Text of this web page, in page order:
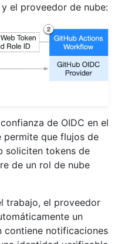
el proveedor de nube:
de OIDC en el
permite que flujos de
soliciten tokens de
de un rol de nube
trabajo, el proveedor
un
contiene notificaciones